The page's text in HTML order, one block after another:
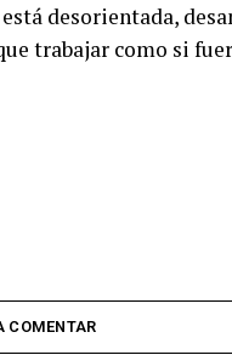
desorientada,
trabajar como si
COMENTAR